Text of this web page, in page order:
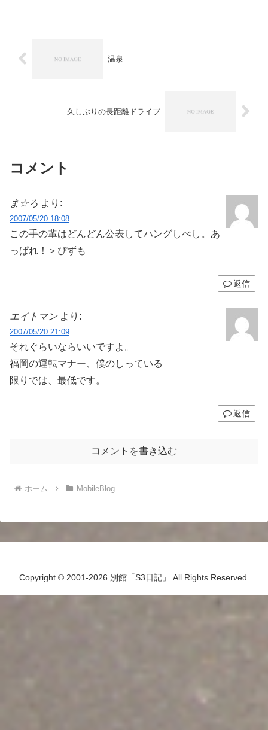
温泉
久しぶりの長距離ドライブ
コメント
ま☆ろ より:
2007/05/20 18:08
この手の輩はどんどん公表してハングしべし。あ
っぱれ！＞ぴずも
返信
エイトマン より:
2007/05/20 21:09
それぐらいならいいですよ。
福岡の運転マナー、僕のしっている
限りでは、最低です。
返信
コメントを書き込む
ホーム MobileBlog
Copyright © 2001-2026 別館「S3日記」 All Rights Reserved.